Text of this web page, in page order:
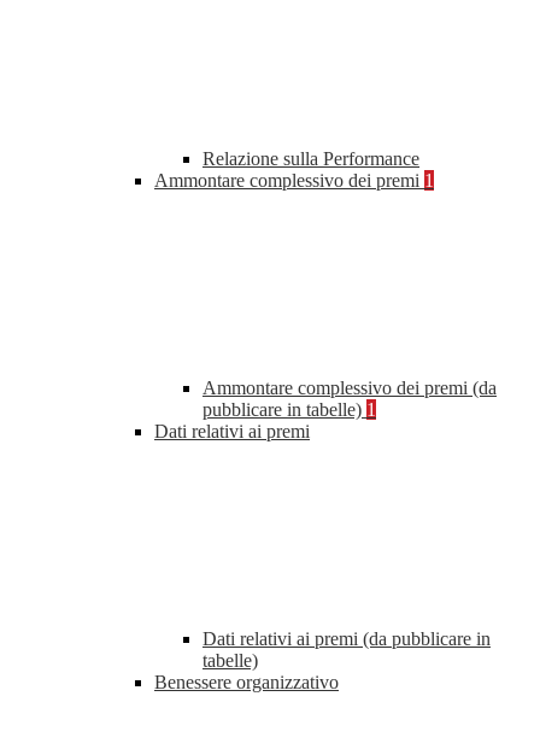
Relazione sulla Performance
Ammontare complessivo dei premi 1
Ammontare complessivo dei premi (da
pubblicare in tabelle) 1
Dati relativi ai premi
Dati relativi ai premi (da pubblicare in
tabelle)
Benessere organizzativo